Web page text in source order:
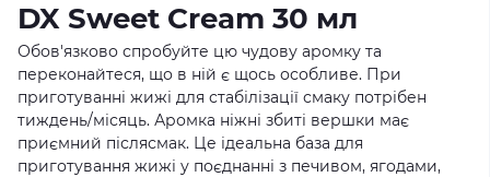
DX Sweet Cream 30 мл
Обов'язково спробуйте цю чудову аромку та
переконайтеся, що в ній є щось особливе. При
приготуванні жижі для стабілізації смаку потрібен
тиждень/місяць. Аромка ніжні збиті вершки має
приємний післясмак. Це ідеальна база для
приготування жижі у поєднанні з печивом, ягодами,